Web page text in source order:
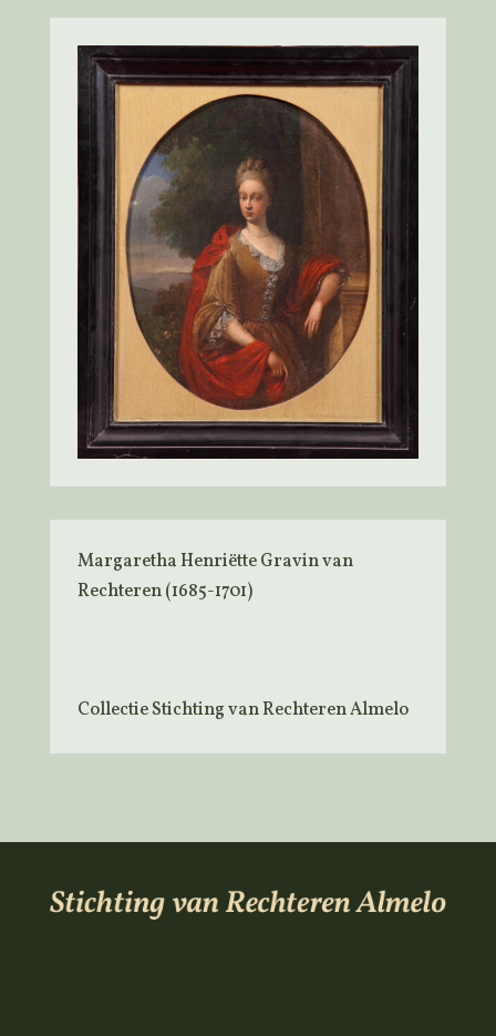
Margaretha Henriëtte Gravin van
Rechteren (1685-1701)
Collectie Stichting van Rechteren Almelo